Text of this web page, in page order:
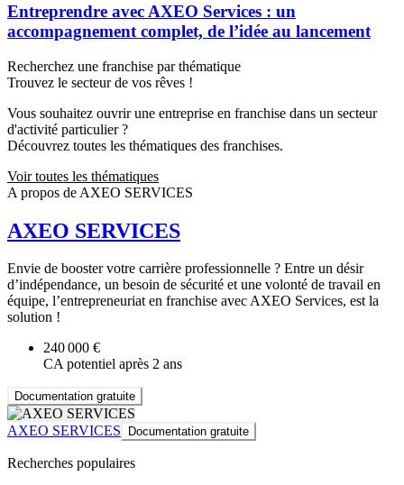
Entreprendre avec AXEO Services : un
accompagnement complet, de l’idée au lancement
Recherchez une franchise par thématique
Trouvez le secteur de vos rêves !
Vous souhaitez ouvrir une entreprise en franchise dans un secteur
d'activité particulier ?
Découvrez toutes les thématiques des franchises.
Voir toutes les thématiques
A propos de AXEO SERVICES
AXEO SERVICES
Envie de booster votre carrière professionnelle ? Entre un désir
d’indépendance, un besoin de sécurité et une volonté de travail en
équipe, l’entrepreneuriat en franchise avec AXEO Services, est la
solution !
240 000 €
CA potentiel après 2 ans
Documentation gratuite
AXEO SERVICES Documentation gratuite
Recherches populaires